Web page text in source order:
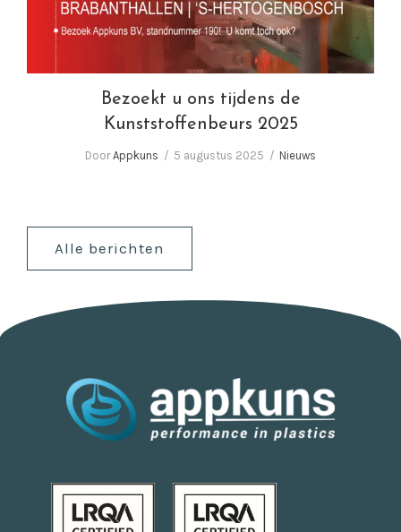
Bezoekt u ons tijdens de
Kunststoffenbeurs 2025
DoorAppkuns 5 augustus 2025 Nieuws
Alle berichten